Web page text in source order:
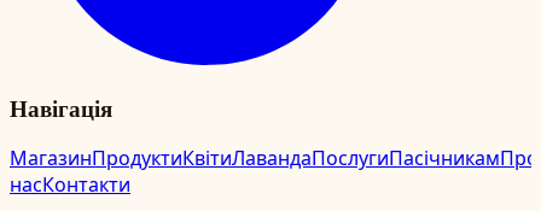
Навігація
МагазинПродуктиКвітиЛавандаПослугиПасічникамПро
насКонтакти